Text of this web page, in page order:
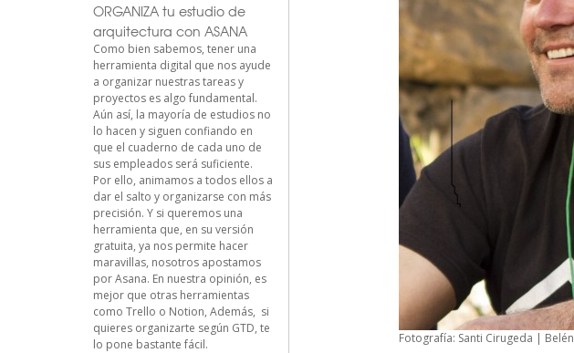
Fotografía: Santi Cirugeda |
ORGANIZA tu estudio de
arquitectura con ASANA
Como bien sabemos, tener una
herramienta digital que nos ayude
a organizar nuestras tareas y
proyectos es algo fundamental.
Aún así, la mayoría de estudios no
lo hacen y siguen confiando en
que el cuaderno de cada uno de
sus empleados será suficiente.
Por ello, animamos a todos ellos a
dar el salto y organizarse con más
precisión. Y si queremos una
herramienta que, en su versión
gratuita, ya nos permite hacer
maravillas, nosotros apostamos
por Asana. En nuestra opinión, es
mejor que otras herramientas
como Trello o Notion, Además, si
quieres organizarte según GTD, te
lo pone bastante fácil.